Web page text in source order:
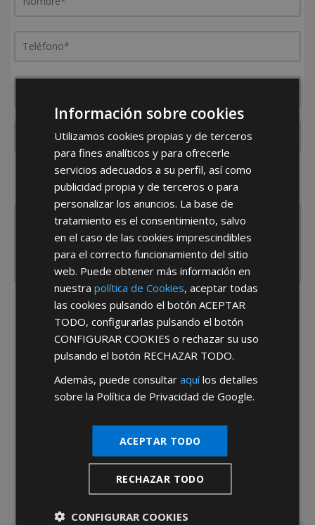
¿De dónde es la empresa?
España
Portugal Otros
He leído y acepto laPolítica de Privacidad
*Abstenerse particulares, sólo venta a tiendas y empresas minoristas y
Información sobre cookies
Utilizamos cookies propias y de terceros
para fines analíticos y para ofrecerle
servicios adecuados a su perfil, así como
publicidad propia y de terceros o para
personalizar los anuncios. La base de
tratamiento es el consentimiento, salvo
en el caso de las cookies imprescindibles
para el correcto funcionamiento del sitio
web. Puede obtener más información en
nuestrapolítica de Cookies, aceptar todas
las cookies pulsando el botónACEPTAR
TODO, configurarlas pulsando el botón
CONFIGURAR COOKIES o rechazar su uso
pulsando el botón RECHAZAR TODO.
Además, puede consultaraquílos detalles
sobre la Política de Privacidad de Google.
ACEPTAR TODO
RECHAZAR TODO
CONFIGURAR COOKIES